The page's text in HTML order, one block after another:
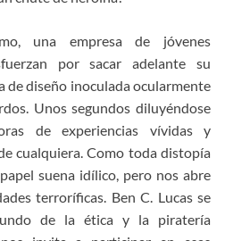
una empresa de jóvenes
por sacar adelante su
de diseño inoculada ocularmente
Unos segundos diluyéndose
de experiencias vívidas y
cualquiera. Como toda distopía
suena idílico, pero nos abre
terroríficas. Ben C. Lucas se
de la ética y la piratería